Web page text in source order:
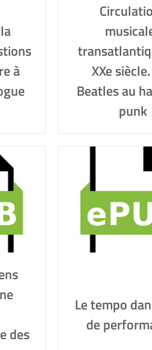
à
XXe
Beatles au
punk
des
Le tempo
de